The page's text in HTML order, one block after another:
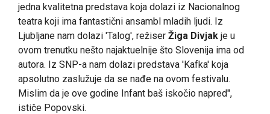
jedna kvalitetna predstava koja dolazi iz Nacionalnog
teatra koji ima fantastični ansambl mladih ljudi. Iz
Ljubljane nam dolazi 'Talog', režiser Žiga Divjak je u
ovom trenutku nešto najaktuelnije što Slovenija ima od
autora. Iz SNP-a nam dolazi predstava 'Kafka' koja
apsolutno zaslužuje da se nađe na ovom festivalu.
Mislim da je ove godine Infant baš iskočio napred",
ističe Popovski.